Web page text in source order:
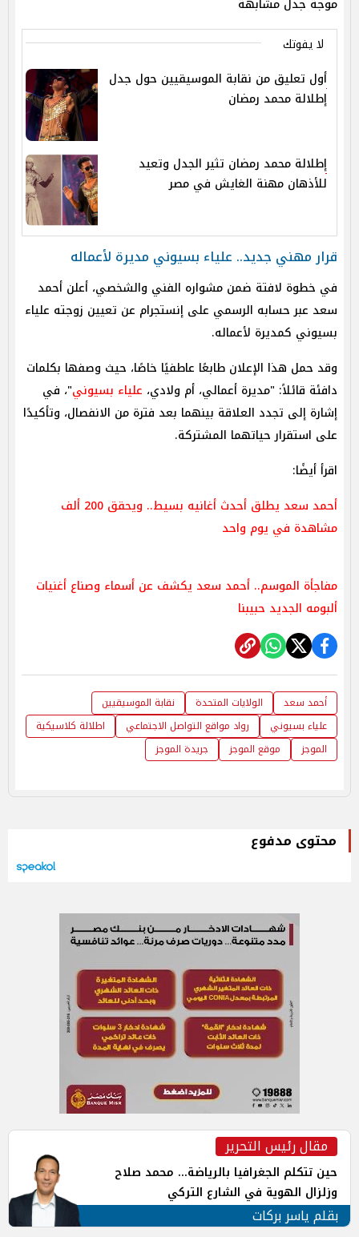
لا يفوتك
أول تعليق من نقابة الموسيقيين حول جدل
إطلالة محمد رمضان
إطلالة محمد رمضان تثير الجدل وتعيد
للأذهان مهنة الغايش في مصر
قرار مهني جديد.. علياء بسيوني مديرة لأعماله
في خطوة لافتة ضمن مشواره الفني والشخصي، أعلن أحمد
سعد عبر حسابه الرسمي على إنستجرام عن تعيين زوجته علياء
بسيوني كمديرة لأعماله.
وقد حمل هذا الإعلان طابعًا عاطفيًا خاصًا، حيث وصفها بكلمات
دافئة قائلاً: "مديرة أعمالي، أم ولادي، علياء بسيوني"، في
إشارة إلى تجدد العلاقة بينهما بعد فترة من الانفصال، وتأكيدًا
على استقرار حياتهما المشتركة.
اقرأ أيضًا:
أحمد سعد يطلق أحدث أغانيه بسيط.. ويحقق 200 ألف
مشاهدة في يوم واحد
مفاجأة الموسم.. أحمد سعد يكشف عن أسماء وصناع أغنيات
ألبومه الجديد حبيبنا
أحمد سعد الولايات المتحدة
نقابة الموسيقيين
علياء بسيوني
رواد مواقع التواصل الاجتماعي
اطلالة كلاسيكية
الموجز
موقع الموجز جريدة الموجز
محتوى مدفوع
مقال رئيس التحرير
حين تتكلم الجغرافيا بالرياضة... محمد صلاح
وزلزال الهوية في الشارع التركي
بقلم ياسر بركات